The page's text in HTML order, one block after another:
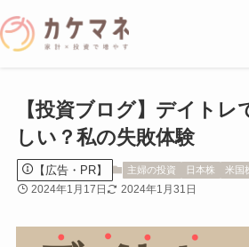
【投資ブログ】デイトレ
しい？私の失敗体験
【広告・PR】 主婦の投資 日本株 米国
2024年1月17日 2024年1月31日